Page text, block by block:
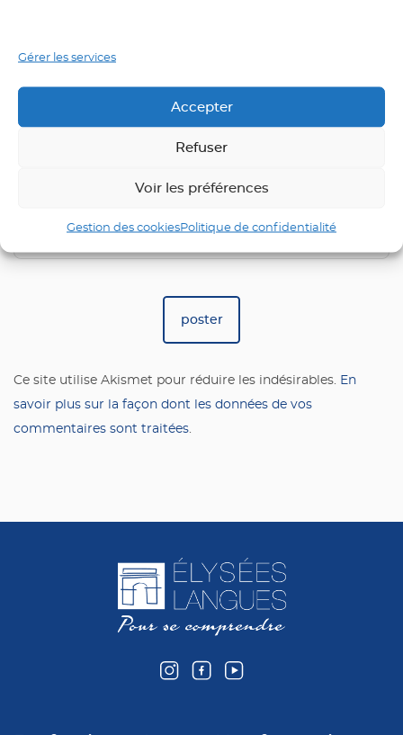
Gérer les services
Accepter
Refuser
Voir les préférences
Gestion des cookiesPolitique de confidentialité
E-mail*
Ce site utilise Akismet pour réduire les indésirables. En
savoir plus sur la façon dont les données de vos
commentaires sont traitées.